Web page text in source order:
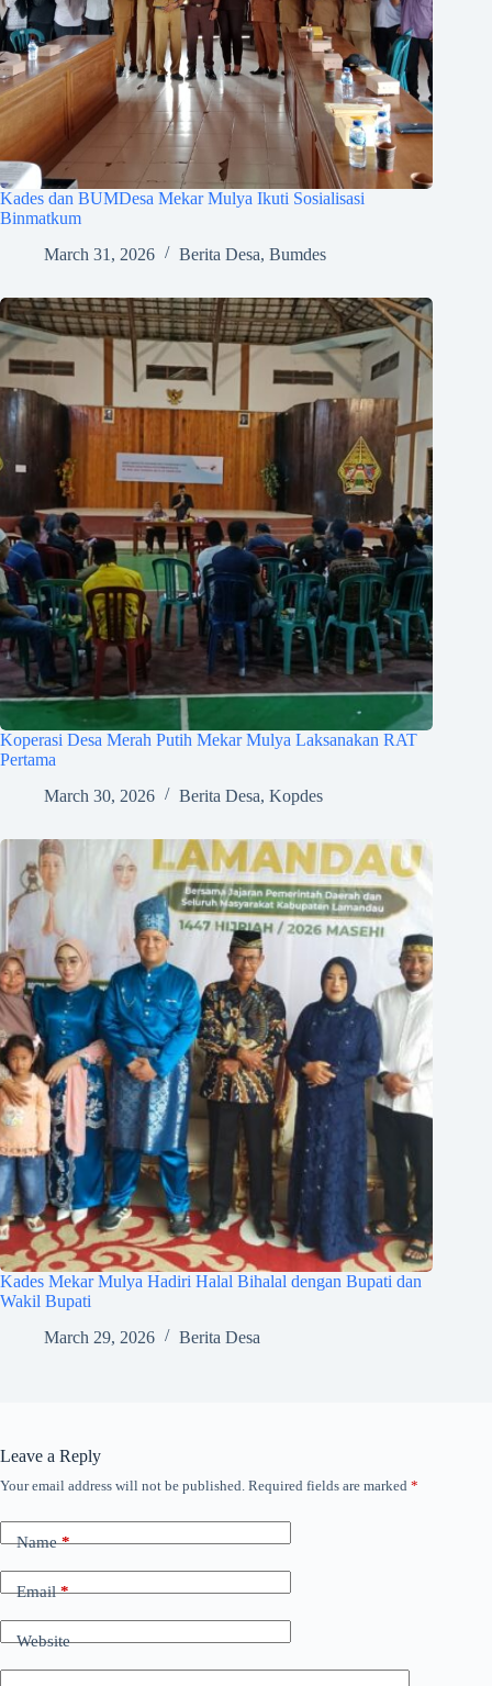
Kades dan BUMDesa Mekar Mulya Ikuti Sosialisasi
Binmatkum
March 31, 2026
Berita Desa, Bumdes
Koperasi Desa Merah Putih Mekar Mulya Laksanakan RAT
Pertama
March 30, 2026
Berita Desa, Kopdes
Kades Mekar Mulya Hadiri Halal Bihalal dengan Bupati dan
Wakil Bupati
March 29, 2026
Berita Desa
Leave a Reply
Your email address will not be published. Required fields are marked *
Name*
Email*
Website